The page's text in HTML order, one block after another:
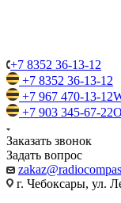
+7 8352 36-13-12
+7 8352 36-13-12
+7 967 470-13-12
+7 903 345-67-22
Заказать звонок
Задать вопрос
г. Чебоксары, ул.